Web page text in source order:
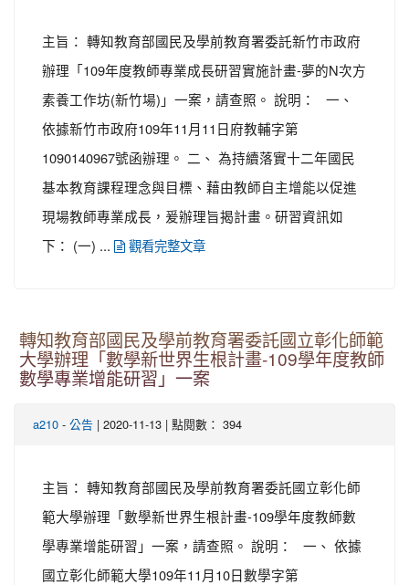
主旨： 轉知教育部國民及學前教育署委託新竹市政府
辦理「109年度教師專業成長研習實施計畫-夢的N次方
素養工作坊(新竹場)」一案，請查照。 說明： 一、
依據新竹市政府109年11月11日府教輔字第
1090140967號函辦理。 二、 為持續落實十二年國民
基本教育課程理念與目標、藉由教師自主增能以促進
現場教師專業成長，爰辦理旨揭計畫。研習資訊如
下： (一) ...
觀看完整文章
轉知教育部國民及學前教育署委託國立彰化師範
大學辦理「數學新世界生根計畫-109學年度教師
數學專業增能研習」一案
a210 - 公告 | 2020-11-13 | 點閱數： 394
主旨： 轉知教育部國民及學前教育署委託國立彰化師
範大學辦理「數學新世界生根計畫-109學年度教師數
學專業增能研習」一案，請查照。 說明： 一、 依據
國立彰化師範大學109年11月10日數學字第